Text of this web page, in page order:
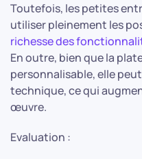
Toutefois, les petites
utiliser pleinement les
richesse des
En outre, bien que la
personnalisable, elle
technique, ce qui
œuvre.
Evaluation :